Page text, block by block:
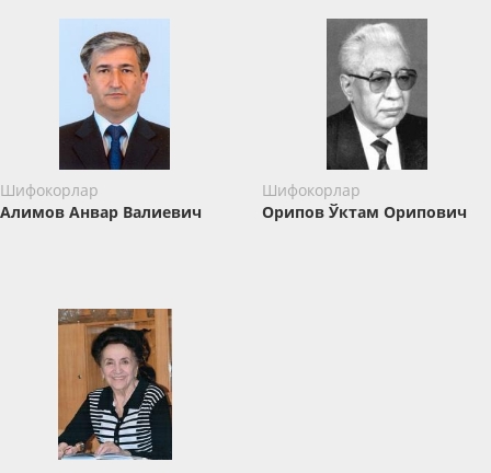
Шифокорлар
Алимов Анвар Валиевич
Шифокорлар
Орипов Ўктам Орипович